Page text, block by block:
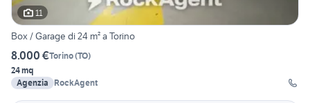
11
Box / Garage di 24 m² a Torino
8.000 €Torino(TO)
24 mq
Agenzia
RockAgent